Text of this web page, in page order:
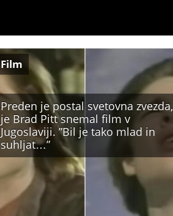
Preden je postal svetovna zvezda,
je Brad Pitt snemal film v
Jugoslaviji. ”Bil je tako mlad in
suhljat…”
Film